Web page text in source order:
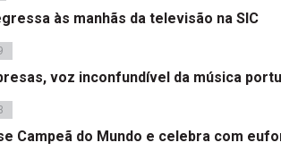
às manhãs da televisão na SIC
voz inconfundível da música
Campeã do Mundo e celebra com